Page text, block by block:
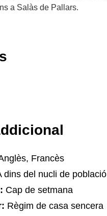
a Salàs de Pallars.
Francès
dins del nucli de població
Cap de setmana
Règim de casa sencera